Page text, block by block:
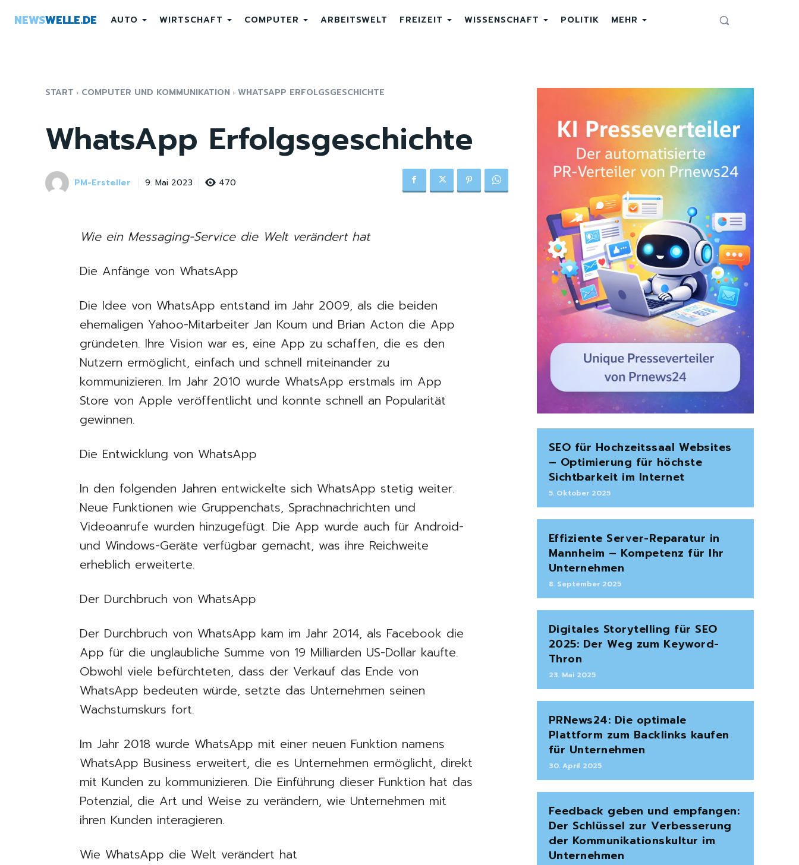
NEWSWELLE.DE AUTO WIRTSCHAFT COMPUTER ARBEITSWELT FREIZEIT WISSENSCHAFT POLITIK MEHR
START COMPUTER UND KOMMUNIKATION WHATSAPP ERFOLGSGESCHICHTE
WhatsApp Erfolgsgeschichte
PM-Ersteller 9. Mai 2023 470
Wie ein Messaging-Service die Welt verändert hat
Die Anfänge von WhatsApp
Die Idee von WhatsApp entstand im Jahr 2009, als die beiden
ehemaligen Yahoo-Mitarbeiter Jan Koum und Brian Acton die App
gründeten. Ihre Vision war es, eine App zu schaffen, die es den
Nutzern ermöglicht, einfach und schnell miteinander zu
kommunizieren. Im Jahr 2010 wurde WhatsApp erstmals im App
Store von Apple veröffentlicht und konnte schnell an Popularität
gewinnen.
Die Entwicklung von WhatsApp
In den folgenden Jahren entwickelte sich WhatsApp stetig weiter.
Neue Funktionen wie Gruppenchats, Sprachnachrichten und
Videoanrufe wurden hinzugefügt. Die App wurde auch für Android-
und Windows-Geräte verfügbar gemacht, was ihre Reichweite
erheblich erweiterte.
Der Durchbruch von WhatsApp
Der Durchbruch von WhatsApp kam im Jahr 2014, als Facebook die
App für die unglaubliche Summe von 19 Milliarden US-Dollar kaufte.
Obwohl viele befürchteten, dass der Verkauf das Ende von
WhatsApp bedeuten würde, setzte das Unternehmen seinen
Wachstumskurs fort.
Im Jahr 2018 wurde WhatsApp mit einer neuen Funktion namens
WhatsApp Business erweitert, die es Unternehmen ermöglicht, direkt
mit Kunden zu kommunizieren. Die Einführung dieser Funktion hat das
Potenzial, die Art und Weise zu verändern, wie Unternehmen mit
ihren Kunden interagieren.
Wie WhatsApp die Welt verändert hat
SEO für Hochzeitssaal Websites
– Optimierung für höchste
Sichtbarkeit im Internet
5. Oktober 2025
Effiziente Server-Reparatur in
Mannheim – Kompetenz für Ihr
Unternehmen
8. September 2025
Digitales Storytelling für SEO
2025: Der Weg zum Keyword-
Thron
23. Mai 2025
PRNews24: Die optimale
Plattform zum Backlinks kaufen
für Unternehmen
30. April 2025
Feedback geben und empfangen:
Der Schlüssel zur Verbesserung
der Kommunikationskultur im
Unternehmen